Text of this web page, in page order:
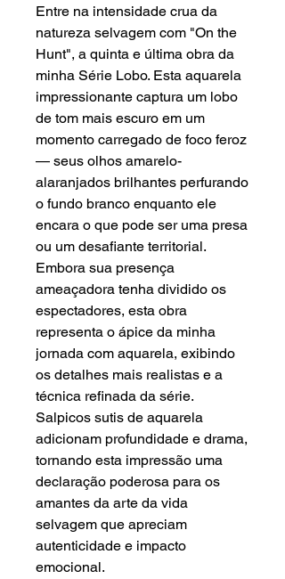
Entre na intensidade crua da
natureza selvagem com "On the
Hunt", a quinta e última obra da
minha Série Lobo. Esta aquarela
impressionante captura um lobo
de tom mais escuro em um
momento carregado de foco feroz
— seus olhos amarelo-
alaranjados brilhantes perfurando
o fundo branco enquanto ele
encara o que pode ser uma presa
ou um desafiante territorial.
Embora sua presença
ameaçadora tenha dividido os
espectadores, esta obra
representa o ápice da minha
jornada com aquarela, exibindo
os detalhes mais realistas e a
técnica refinada da série.
Salpicos sutis de aquarela
adicionam profundidade e drama,
tornando esta impressão uma
declaração poderosa para os
amantes da arte da vida
selvagem que apreciam
autenticidade e impacto
emocional.